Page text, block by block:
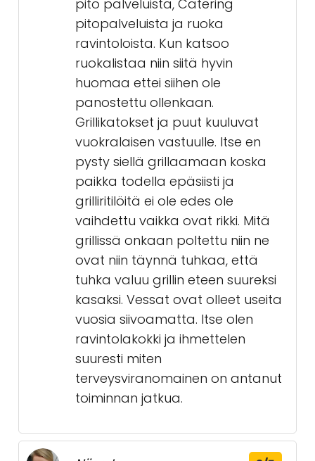
pito palveluista, Catering
pitopalveluista ja ruoka
ravintoloista. Kun katsoo
ruokalistaa niin siitä hyvin
huomaa ettei siihen ole
panostettu ollenkaan.
Grillikatokset ja puut kuuluvat
vuokralaisen vastuulle. Itse en
pysty siellä grillaamaan koska
paikka todella epäsiisti ja
grilliritilöitä ei ole edes ole
vaihdettu vaikka ovat rikki. Mitä
grillissä onkaan poltettu niin ne
ovat niin täynnä tuhkaa, että
tuhka valuu grillin eteen suureksi
kasaksi. Vessat ovat olleet useita
vuosia siivoamatta. Itse olen
ravintolakokki ja ihmettelen
suuresti miten
terveysviranomainen on antanut
toiminnan jatkua.